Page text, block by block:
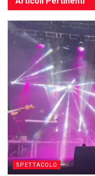
SPETTACOLO